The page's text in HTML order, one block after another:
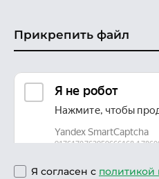
Прикрепить файл
Я согласен с политикой